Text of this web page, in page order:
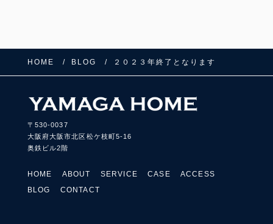
HOME BLOG ２０２３年終了となります
〒530-0037
大阪府大阪市北区松ケ枝町5-16
奥鉄ビル2階
HOME ABOUT SERVICE CASE
ACCESS
BLOG
CONTACT